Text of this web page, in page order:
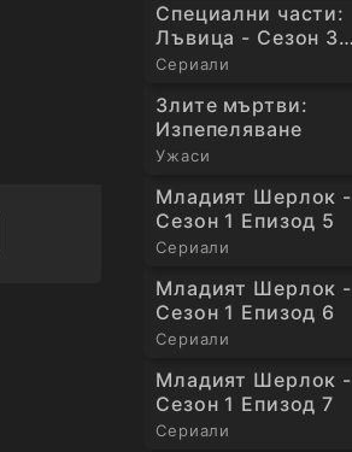
Специални части:
Лъвица - Сезон 3
Епизод 1
Сериали
Злите мъртви:
Изпепеляване
Ужаси
Младият Шерлок -
Сезон 1 Епизод 5
Сериали
Младият Шерлок -
Сезон 1 Епизод 6
Сериали
Младият Шерлок -
Сезон 1 Епизод 7
Сериали